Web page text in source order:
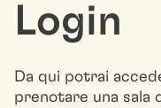
Login
Da qui potrai
prenotare una sala